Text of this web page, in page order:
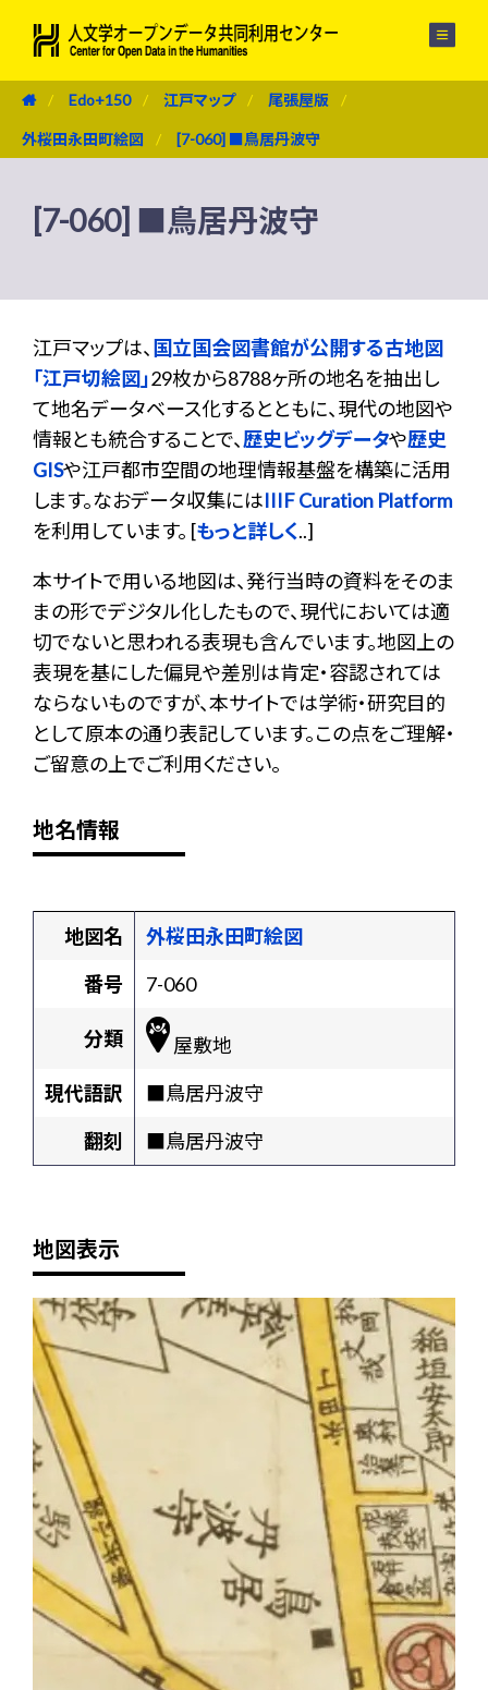
Edo+150 江戸マップ 尾張屋版
外桜田永田町絵図 [7-060] ■鳥居丹波守
[7-060] ■鳥居丹波守
江戸マップは、 国立国会図書館が公開する古地図
「江戸切絵図」29枚から8788ヶ所の地名を抽出し
て地名データベース化するとともに、現代の地図や
情報とも統合することで、歴史ビッグデータや歴史
GISや江戸都市空間の地理情報基盤を構築に活用
します。なおデータ収集にはIIIF Curation Platform
を利用しています。 [もっと詳しく..]
本サイトで用いる地図は、発行当時の資料をそのま
まの形でデジタル化したもので、現代においては適
切でないと思われる表現も含んでいます。地図上の
表現を基にした偏見や差別は肯定・容認されては
ならないものですが、本サイトでは学術・研究目的
として原本の通り表記しています。この点をご理解・
ご留意の上でご利用ください。
地名情報
地図名
外桜田永田町絵図
番号
7-060
分類
屋敷地
現代語訳
■鳥居丹波守
翻刻
■鳥居丹波守
地図表示
+
-